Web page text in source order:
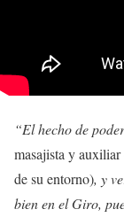
“El hecho de
masajista y
de su entorno), y
bien en el Giro,